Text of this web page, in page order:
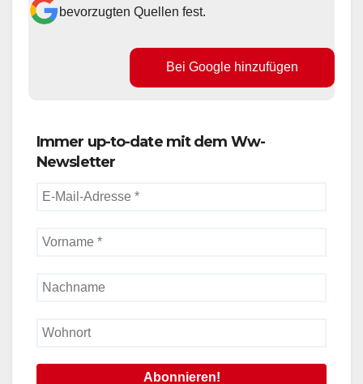
bevorzugten Quellen fest.
Bei Google hinzufügen
Immer up-to-date mit dem Ww-
Newsletter